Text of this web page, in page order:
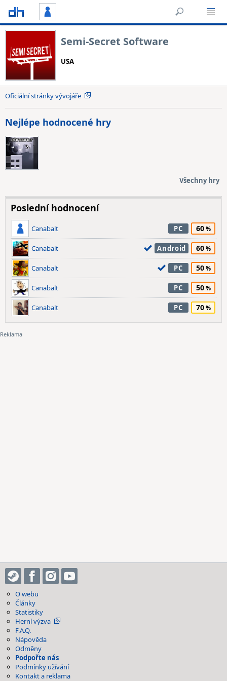
Semi-Secret Software
USA
Oficiální stránky vývojáře
Nejlépe hodnocené hry
Všechny hry
Poslední hodnocení
Canabalt PC 60
Canabalt Android 60
Canabalt PC 50
Canabalt PC 50
Canabalt PC 70
O webu
Články
Statistiky
Herní výzva
F.A.Q.
Nápověda
Odměny
Podpořte nás
Podmínky užívání
Kontakt a reklama